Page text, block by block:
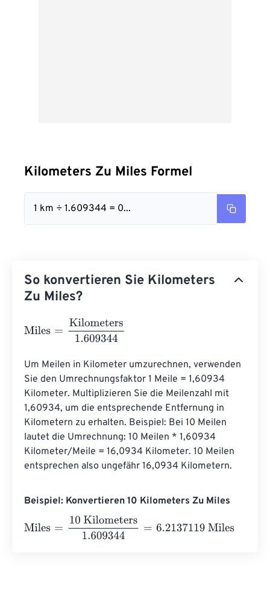
Kilometers Zu Miles Formel
1 km ÷ 1.609344 = 0...
So konvertieren Sie Kilometers
Zu Miles?
Miles Kilometers1.609344
Um Meilen in Kilometer umzurechnen, verwenden
Sie den Umrechnungsfaktor 1 Meile = 1,60934
Kilometer. Multiplizieren Sie die Meilenzahl mit
1,60934, um die entsprechende Entfernung in
Kilometern zu erhalten. Beispiel: Bei 10 Meilen
lautet die Umrechnung: 10 Meilen * 1,60934
Kilometer/Meile = 16,0934 Kilometer. 10 Meilen
entsprechen also ungefähr 16,0934 Kilometern.
Beispiel: Konvertieren 10 Kilometers Zu Miles
Miles
10 Kilometers1.609344 = 6.2137119 Miles